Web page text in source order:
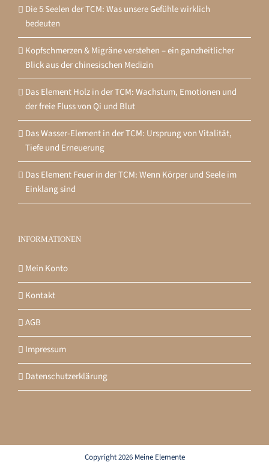
Die 5 Seelen der TCM: Was unsere Gefühle wirklich
bedeuten
Kopfschmerzen & Migräne verstehen – ein ganzheitlicher
Blick aus der chinesischen Medizin
Das Element Holz in der TCM: Wachstum, Emotionen und
der freie Fluss von Qi und Blut
Das Wasser-Element in der TCM: Ursprung von Vitalität,
Tiefe und Erneuerung
Das Element Feuer in der TCM: Wenn Körper und Seele im
Einklang sind
INFORMATIONEN
Mein Konto
Kontakt
AGB
Impressum
Datenschutzerklärung
Copyright 2026 Meine Elemente